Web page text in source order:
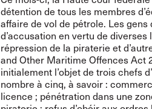
détention de tous les membres
affaire de vol de pétrole. Les
d’accusation en vertu de
répression de la piraterie et
and Other Maritime Offences Act
initialement l’objet de trois chefs
nombre à cinq, à savoir :
licence ; pénétration dans une